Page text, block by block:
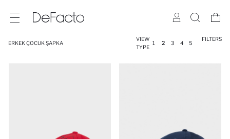
ERKEK ÇOCUK ŞAPKA
VIEW
TYPE
1 2 3 4 5
FILTERS